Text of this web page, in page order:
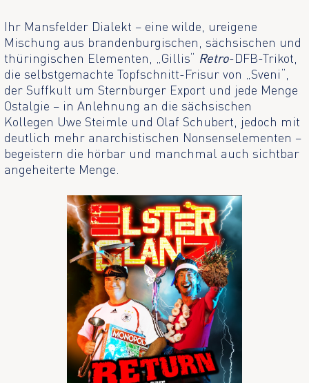
Ihr Mansfelder Dialekt – eine wilde, ureigene
Mischung aus brandenburgischen, sächsischen und
thüringischen Elementen, „Gillis“ Retro-DFB-Trikot,
die selbstgemachte Topfschnitt-Frisur von „Sveni“,
der Suffkult um Sternburger Export und jede Menge
Ostalgie – in Anlehnung an die sächsischen
Kollegen Uwe Steimle und Olaf Schubert, jedoch mit
deutlich mehr anarchistischen Nonsenselementen –
begeistern die hörbar und manchmal auch sichtbar
angeheiterte Menge.